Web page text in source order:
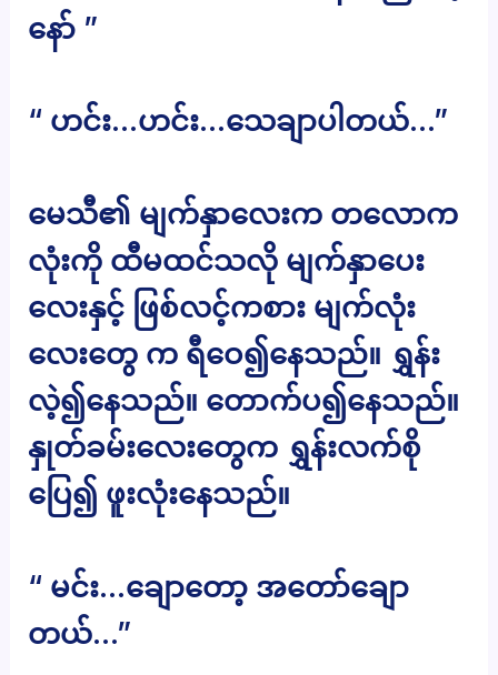
နော် ”
“ ဟင်း…ဟင်း…သေချာပါတယ်…”
မေသီ၏ မျက်နှာလေးက တလောက
လုံးကို ထီမထင်သလို မျက်နှာပေး
လေးနှင့် ဖြစ်လင့်ကစား မျက်လုံး
လေးတွေ က ရီဝေ၍နေသည်။ ရွှန်း
လဲ့၍နေသည်။ တောက်ပ၍နေသည်။
နှုတ်ခမ်းလေးတွေက ရွှန်းလက်စို
ပြေ၍ ဖူးလုံးနေသည်။
“ မင်း…ချောတော့ အတော်ချော
တယ်…”